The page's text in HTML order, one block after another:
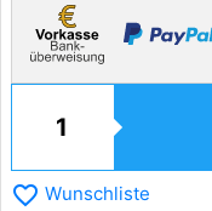
favorite_border Wunschliste